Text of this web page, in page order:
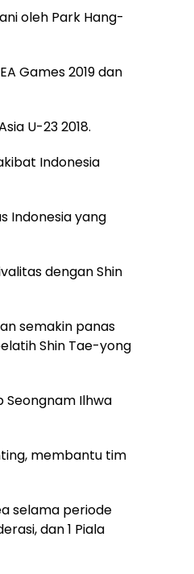
oleh Park Hang-
Games 2019 dan
U-23 2018.
Indonesia
Indonesia yang
dengan Shin
semakin panas
Shin Tae-yong
Seongnam Ilhwa
membantu tim
selama periode
dan 1 Piala